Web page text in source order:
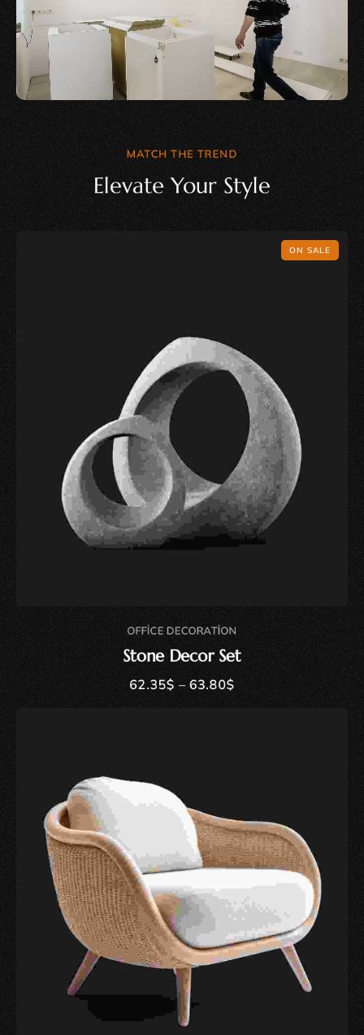
MATCH THE TREND
Elevate Your Style
ON SALE
OFFICE DECORATION
Stone Decor Set
62.35$ – 63.80$